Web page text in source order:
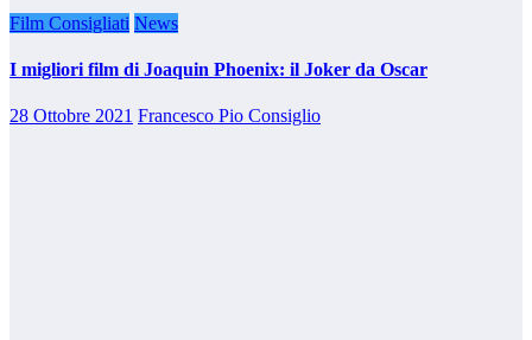
Film Consigliati News
I migliori film di Joaquin Phoenix: il Joker da Oscar
28 Ottobre 2021 Francesco Pio Consiglio